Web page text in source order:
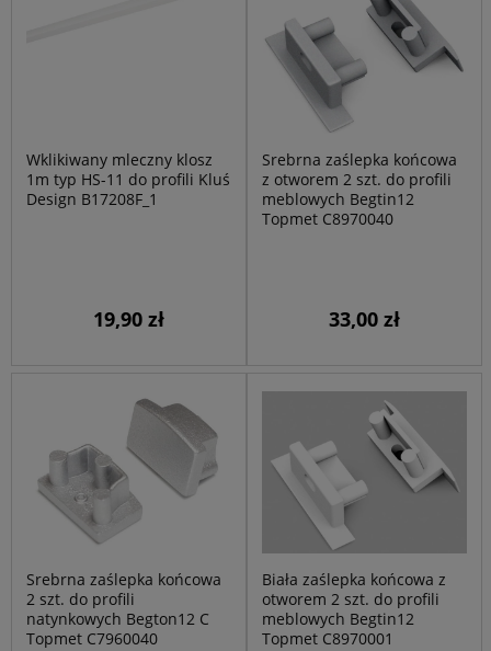
Wklikiwany mleczny klosz
1m typ HS-11 do profili Kluś
Design B17208F_1
19,90 zł
Srebrna zaślepka końcowa
z otworem 2 szt. do profili
meblowych Begtin12
Topmet C8970040
33,00 zł
Srebrna zaślepka końcowa
2 szt. do profili
natynkowych Begton12 C
Topmet C7960040
Biała zaślepka końcowa z
otworem 2 szt. do profili
meblowych Begtin12
Topmet C8970001